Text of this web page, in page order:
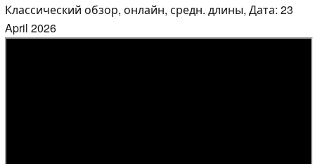
Классический обзор, онлайн, средн. длины, Дата: 23
April 2026